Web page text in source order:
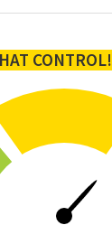
CONTROL!